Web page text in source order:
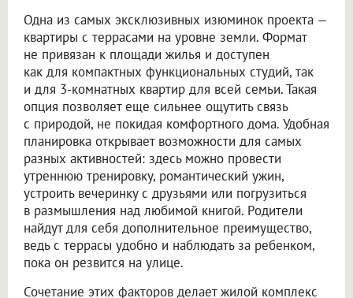
Одна из самых эксклюзивных изюминок проекта —
квартиры с террасами на уровне земли. Формат
не привязан к площади жилья и доступен
как для компактных функциональных студий, так
и для 3-комнатных квартир для всей семьи. Такая
опция позволяет еще сильнее ощутить связь
с природой, не покидая комфортного дома. Удобная
планировка открывает возможности для самых
разных активностей: здесь можно провести
утреннюю тренировку, романтический ужин,
устроить вечеринку с друзьями или погрузиться
в размышления над любимой книгой. Родители
найдут для себя дополнительное преимущество,
ведь с террасы удобно и наблюдать за ребенком,
пока он резвится на улице.
Сочетание этих факторов делает жилой комплекс